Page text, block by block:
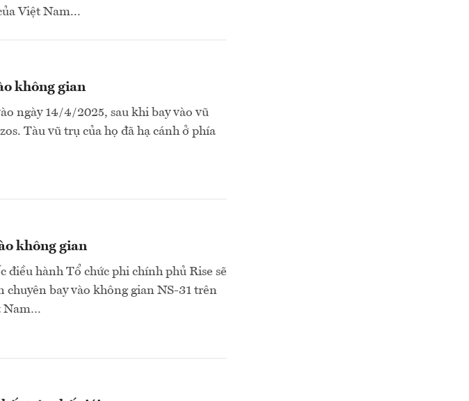
Việt Nam...
không gian
ngày 14/4/2025, sau khi bay vào vũ
Tàu vũ trụ của họ đã hạ cánh ở phía
không gian
điều hành Tổ chức phi chính phủ Rise sẽ
bay vào không gian NS-31 trên
Nam…